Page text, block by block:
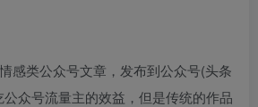
感类公众号文章，发布到公众号(头条
众号流量主的效益，但是传统的作品